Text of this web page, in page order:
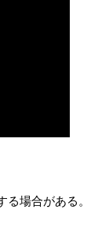
場合がある。